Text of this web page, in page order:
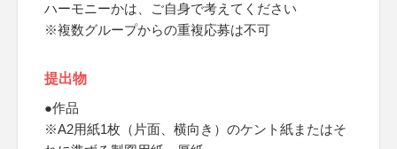
ハーモニーかは、ご自身で考えてください
※複数グループからの重複応募は不可
提出物
●作品
※A2用紙1枚（片面、横向き）のケント紙またはそ